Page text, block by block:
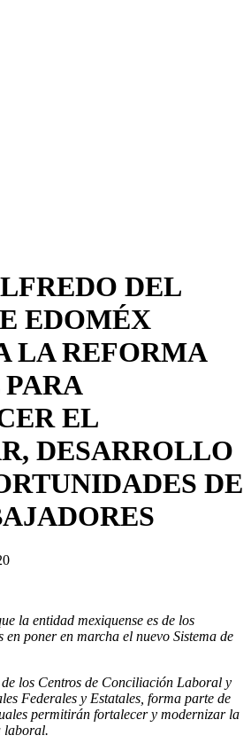
DEL
EDOMÉX
LA REFORMA
EL
DESARROLLO
DE
la entidad mexiquense es de los
en poner en marcha el nuevo Sistema de
los Centros de Conciliación Laboral y
Federales y Estatales, forma parte de
permitirán fortalecer y modernizar la
laboral.